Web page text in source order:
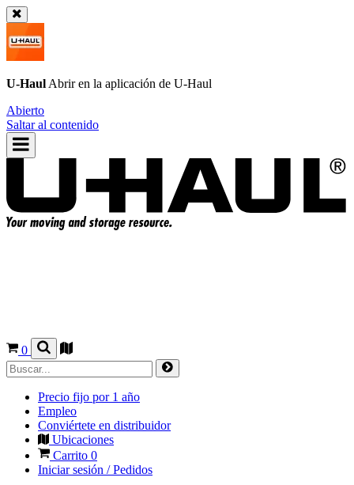
U-Haul Abrir en la aplicación de U-Haul
Abierto
Saltar al contenido
0
Precio fijo por 1 año
Empleo
Conviértete en distribuidor
Ubicaciones
Carrito 0
Iniciar sesión / Pedidos